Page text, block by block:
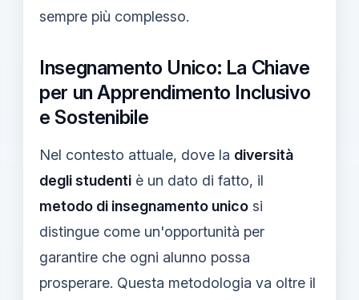
sempre più complesso.
Insegnamento Unico: La Chiave
per un Apprendimento Inclusivo
e Sostenibile
Nel contesto attuale, dove la diversità
degli studenti è un dato di fatto, il
metodo di insegnamento unico si
distingue come un'opportunità per
garantire che ogni alunno possa
prosperare. Questa metodologia va oltre il